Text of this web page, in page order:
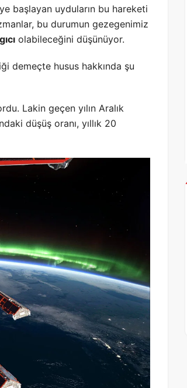
başlayan uyduların bu hareketi
bu durumun gezegenimiz
olabileceğini düşünüyor.
demeçte husus hakkında şu
Lakin geçen yılın Aralık
düşüş oranı, yıllık 20